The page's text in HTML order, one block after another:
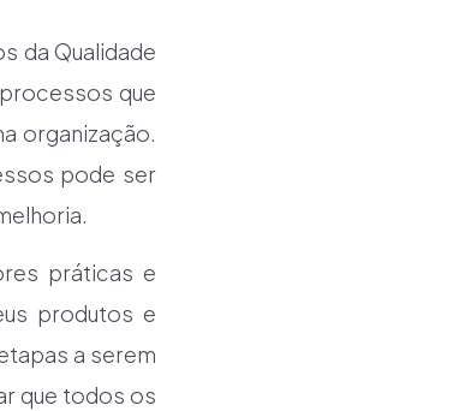
da Qualidade
que
organização.
pode ser
práticas e
produtos e
a serem
que todos os